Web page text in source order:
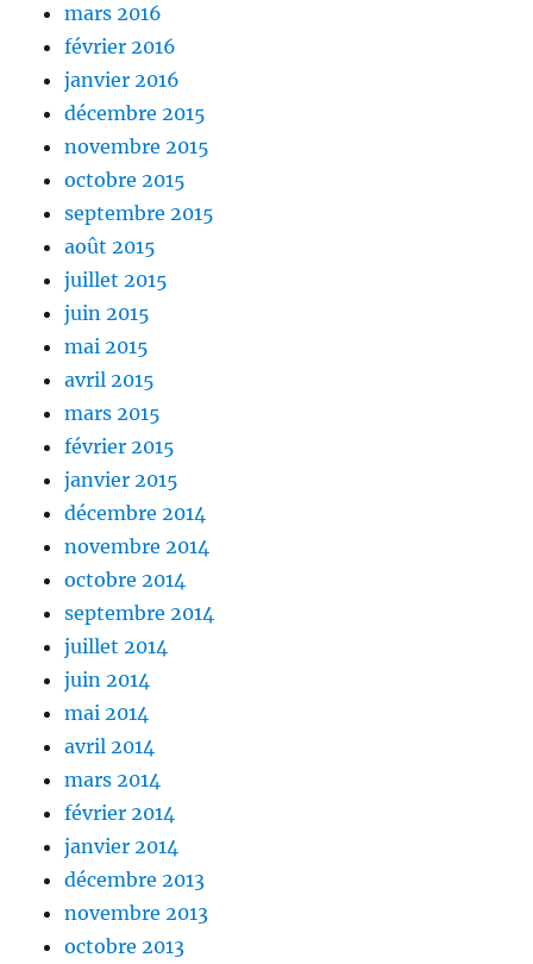
mars 2016
février 2016
janvier 2016
décembre 2015
novembre 2015
octobre 2015
septembre 2015
août 2015
juillet 2015
juin 2015
mai 2015
avril 2015
mars 2015
février 2015
janvier 2015
décembre 2014
novembre 2014
octobre 2014
septembre 2014
juillet 2014
juin 2014
mai 2014
avril 2014
mars 2014
février 2014
janvier 2014
décembre 2013
novembre 2013
octobre 2013